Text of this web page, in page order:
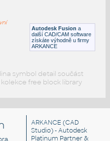
Autodesk Fusion a
další CAD/CAM software
získáte výhodně u firmy
ARKANCE
symbol detail součást
free block library
ARKANCE (CAD
Studio) - Autodesk
Platinum Partner &